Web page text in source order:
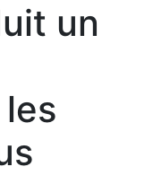
un